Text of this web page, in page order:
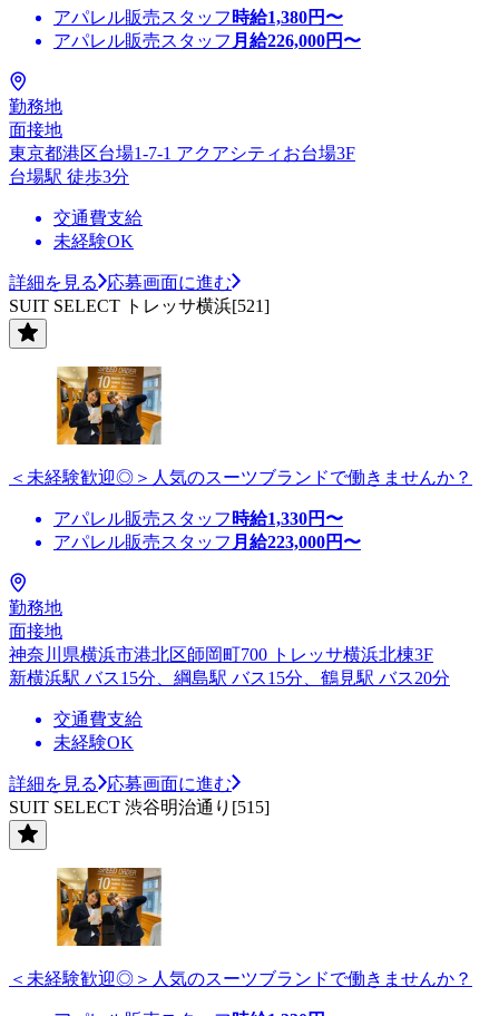
アパレル販売スタッフ 時給1,380円〜
アパレル販売スタッフ 月給226,000円〜
勤務地
面接地
東京都港区台場1-7-1 アクアシティお台場3F
台場駅 徒歩3分
交通費支給
未経験OK
詳細を見る
応募画面に進む
SUIT SELECT トレッサ横浜[521]
＜未経験歓迎◎＞人気のスーツブランドで働きませんか？
アパレル販売スタッフ 時給1,330円〜
アパレル販売スタッフ 月給223,000円〜
勤務地
面接地
神奈川県横浜市港北区師岡町700 トレッサ横浜北棟3F
新横浜駅 バス15分、綱島駅 バス15分、鶴見駅 バス20分
交通費支給
未経験OK
詳細を見る
応募画面に進む
SUIT SELECT 渋谷明治通り[515]
＜未経験歓迎◎＞人気のスーツブランドで働きませんか？